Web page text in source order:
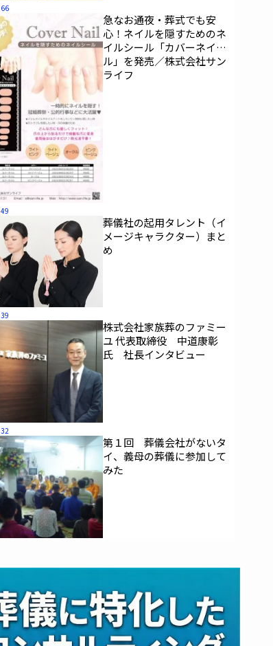
66
急なお通夜・葬式でも安
心！ネイルを隠すためのネ
イルシール「カバーネイ
ル」を発売／株式会社サン
ライフ
49
葬儀社の起用タレント（イ
メージキャラクター）まと
め
39
株式会社家族葬のファミー
ユ 代表取締役 中道康彰
氏 社長インタビュー
32
第１回 葬儀会社がないタ
イ、義母の葬儀に参加して
みた